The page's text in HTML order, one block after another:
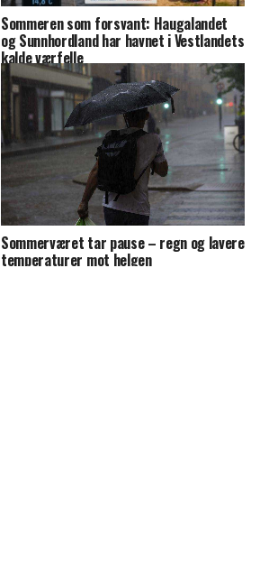
Sommeren som forsvant: Haugalandet
og Sunnhordland har havnet i Vestlandets
kalde værfelle
Sommerværet tar pause – regn og lavere
temperaturer mot helgen